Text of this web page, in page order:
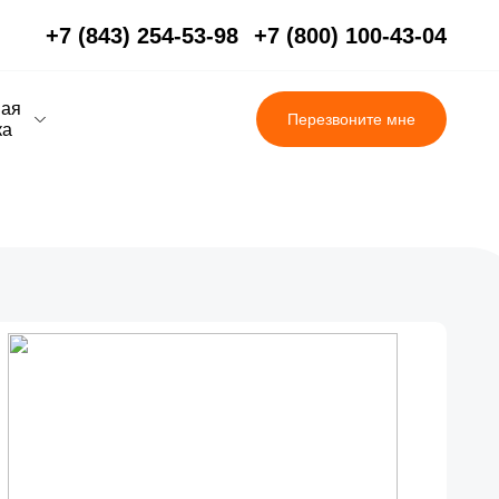
+7 (843) 254-53-98 +7 (800) 100-43-04
Перезвоните мне